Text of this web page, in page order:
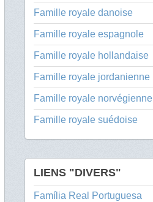
Famille royale danoise
Famille royale espagnole
Famille royale hollandaise
Famille royale jordanienne
Famille royale norvégienne
Famille royale suédoise
LIENS "DIVERS"
Família Real Portuguesa